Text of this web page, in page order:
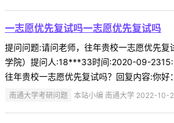
一志愿优先复试吗一志愿优先复试吗
提问问题:请问老师，往年贵校一志愿优先复
学院）提问人:18***33时间:2020-09-
往年贵校一志愿优先复试吗？回复内容:你好
南通大学考研问题 本站小编 南通大学 2022-10-